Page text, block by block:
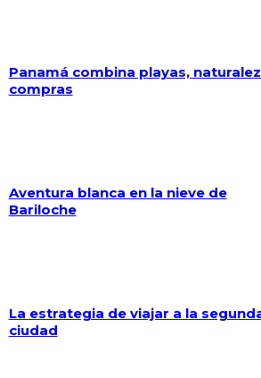
Panamá combina playas,
compras
Aventura blanca en la nieve de
Bariloche
La estrategia de viajar a la
ciudad